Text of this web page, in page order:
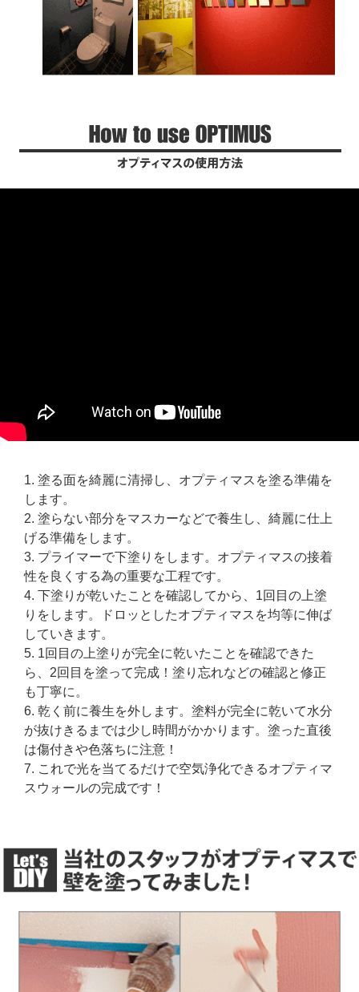
塗る面を綺麗に清掃し、オプティマスを塗る準備を
します。
塗らない部分をマスカーなどで養生し、綺麗に仕上
げる準備をします。
プライマーで下塗りをします。オプティマスの接着
性を良くする為の重要な工程です。
下塗りが乾いたことを確認してから、1回目の上塗
りをします。ドロッとしたオプティマスを均等に伸ば
していきます。
1回目の上塗りが完全に乾いたことを確認できた
ら、2回目を塗って完成！塗り忘れなどの確認と修正
も丁寧に。
乾く前に養生を外します。塗料が完全に乾いて水分
が抜けきるまでは少し時間がかかります。塗った直後
は傷付きや色落ちに注意！
これで光を当てるだけで空気浄化できるオプティマ
スウォールの完成です！